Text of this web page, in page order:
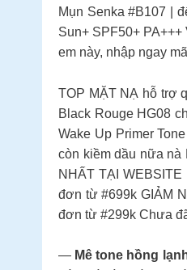
Mụn Senka #B107 |
Sun+ SPF50+
em này, nhập ngay
TOP MẶT NẠ hỗ trợ
Black Rouge HG08
Wake Up Primer
còn kiềm dầu nữa nà
NHẤT TẠI WEBSITE
đơn từ #699k GIẢM
đơn từ #299k Chưa
— Mê tone hồng